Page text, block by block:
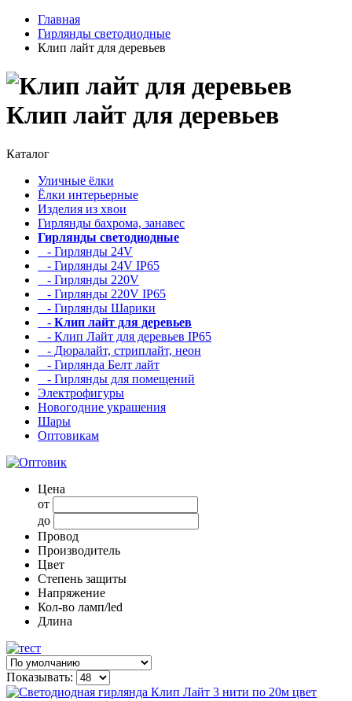
Главная
Гирлянды светодиодные
Клип лайт для деревьев
Клип лайт для деревьев
Каталог
Уличные ёлки
Ёлки интерьерные
Изделия из хвои
Гирлянды бахрома, занавес
Гирлянды светодиодные
- Гирлянды 24V
- Гирлянды 24V IP65
- Гирлянды 220V
- Гирлянды 220V IP65
- Гирлянды Шарики
- Клип лайт для деревьев
- Клип Лайт для деревьев IP65
- Дюралайт, стриплайт, неон
- Гирлянда Белт лайт
- Гирлянды для помещений
Электрофигуры
Новогодние украшения
Шары
Оптовикам
Цена
от
до
Провод
Производитель
Цвет
Степень защиты
Напряжение
Кол-во ламп/led
Длина
Показывать: